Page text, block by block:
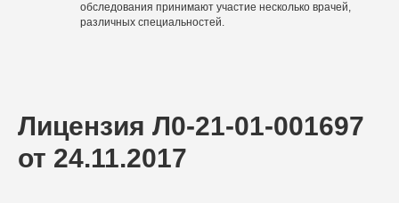
обследования принимают участие несколько врачей,
различных специальностей.
Лицензия Л0-21-01-001697
от 24.11.2017